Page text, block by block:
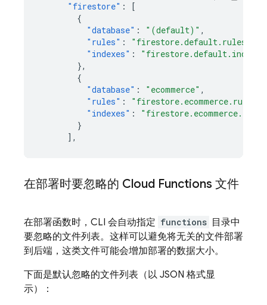
"firestore" :
[
{
"database" : "(default)" ,
"rules" : "firestore.default.rules"
"indexes" :
},
{
"database" : "ecommerce" ,
"rules" : "firestore.ecommerce.rules"
"indexes" :
}
],
在部署时要忽略的 Cloud Functions 文件
在部署函数时，CLI 会自动指定 functions 目录中
要忽略的文件列表。这样可以避免将无关的文件部署
到后端，这类文件可能会增加部署的数据大小。
下面是默认忽略的文件列表（以 JSON 格式显
示）：